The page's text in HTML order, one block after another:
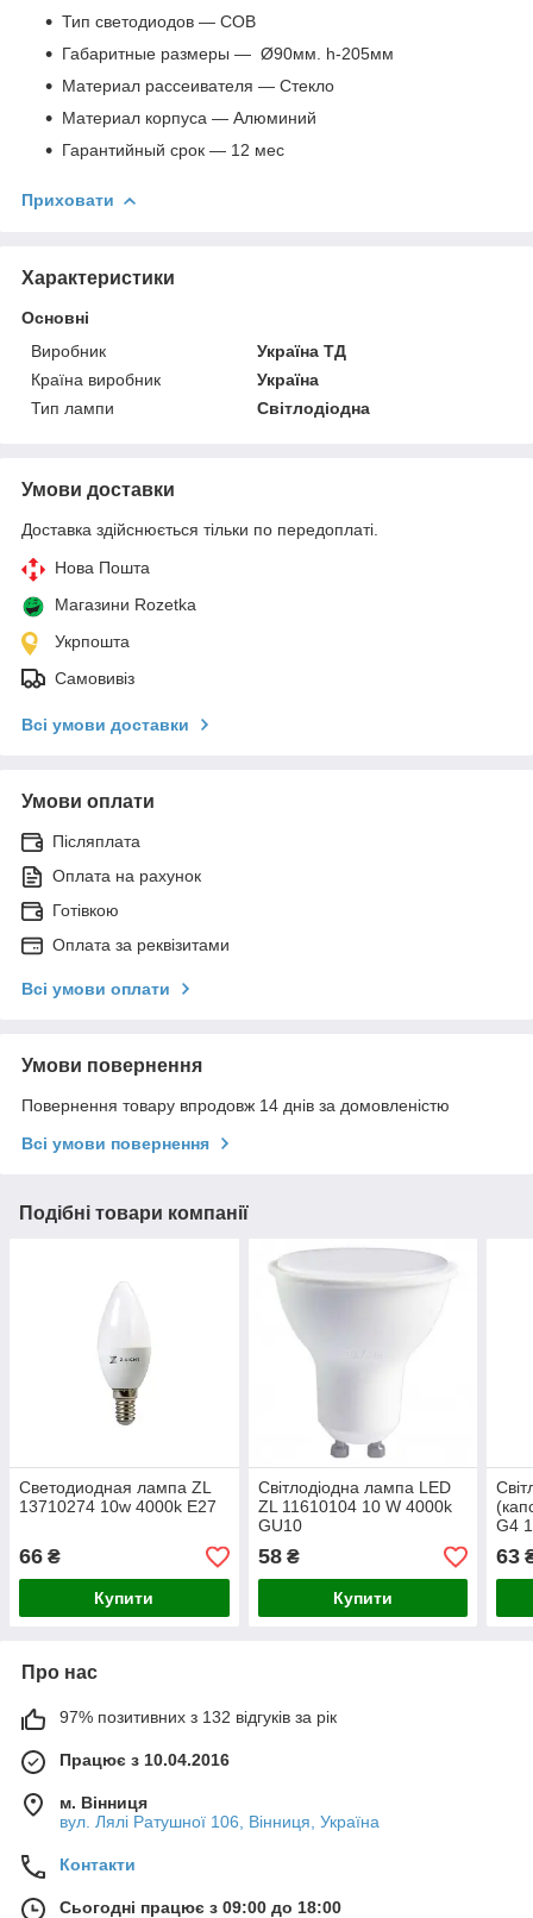
Тип светодиодов — COB
Габаритные размеры — Ø90мм. h-205мм
Материал рассеивателя — Стекло
Материал корпуса — Алюминий
Гарантийный срок — 12 мес
Приховати
Характеристики
Основні
Виробник
Україна ТД
Країна виробник
Україна
Тип лампи
Світлодіодна
Умови доставки
Доставка здійснюється тільки по передоплаті.
Нова Пошта
Магазини Rozetka
Укрпошта
Самовивіз
Всі умови доставки
Умови оплати
Післяплата
Оплата на рахунок
Готівкою
Оплата за реквізитами
Всі умови оплати
Умови повернення
Повернення товару впродовж 14 днів за домовленістю
Всі умови повернення
Подібні товари компанії
Светодиодная лампа ZL
13710274 10w 4000k Е27
66 ₴
Купити
Світлодіодна лампа LED
ZL 11610104 10 W 4000k
GU10
58₴
Купити
G4
63
Про нас
97% позитивних з 132 відгуків за рік
Працює з 10.04.2016
м. Вінниця
вул. Лялі Ратушної 106, Вінниця, Україна
Контакти
Сьогодні працює з 09:00 до 18:00